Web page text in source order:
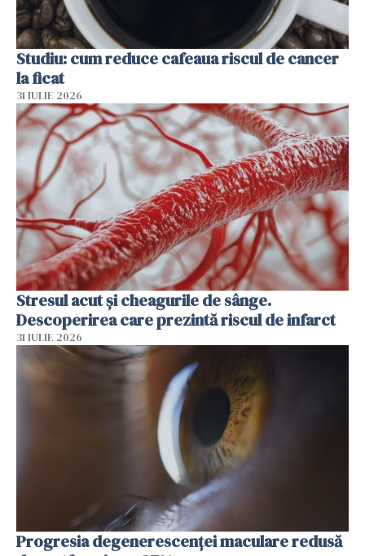
Studiu: cum reduce cafeaua riscul de cancer
la ficat
31 IULIE 2026
Stresul acut și cheagurile de sânge.
Descoperirea care prezintă riscul de infarct
31 IULIE 2026
Progresia degenerescenței maculare redusă